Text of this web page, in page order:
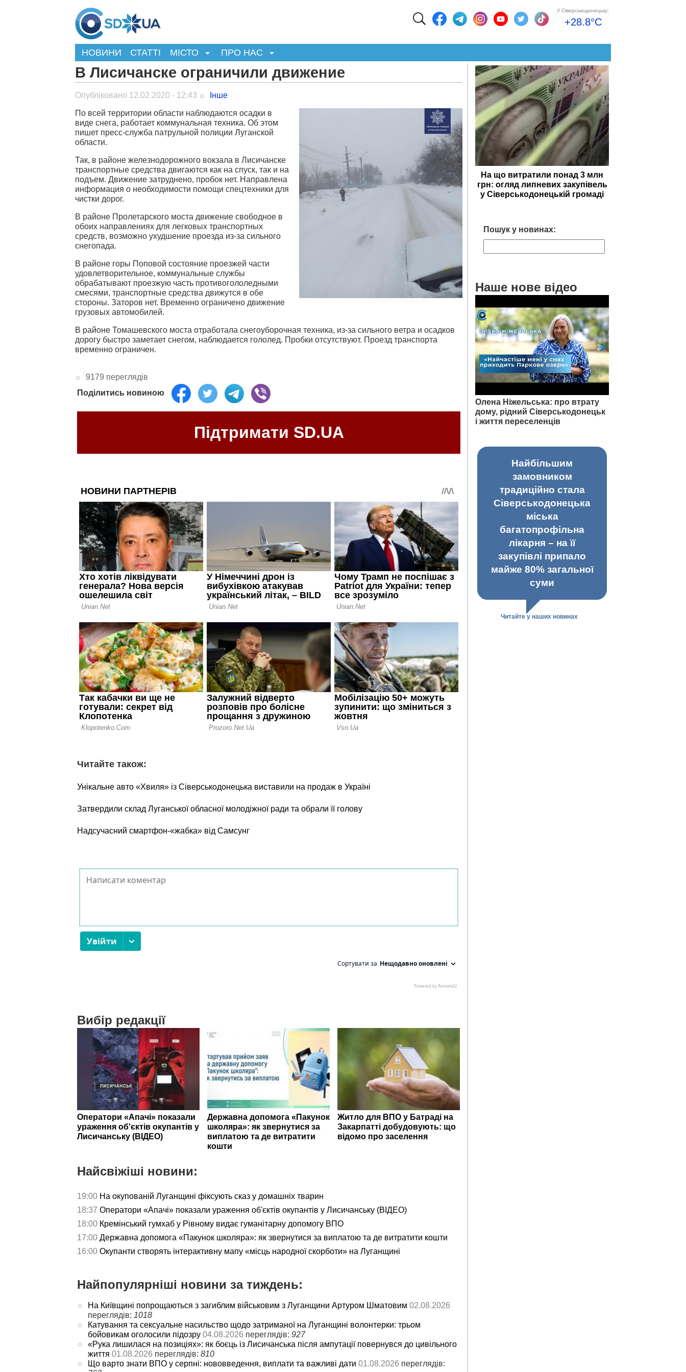
У Сіверськодонецьку:
+28.8°C
НОВИНИ СТАТТІ МІСТО ПРО НАС
В Лисичанске ограничили движение
Опубліковано 12.02.2020 - 12:43 Інше
По всей территории области наблюдаются осадки в
виде снега, работает коммунальная техника. Об этом
пишет пресс-служба патрульной полиции Луганской
области.
Так, в районе железнодорожного вокзала в Лисичанске
транспортные средства двигаются как на спуск, так и на
подъем. Движение затруднено, пробок нет. Направлена
информация о необходимости помощи спецтехники для
чистки дорог.
В районе Пролетарского моста движение свободное в
обоих направлениях для легковых транспортных
средств, возможно ухудшение проезда из-за сильного
снегопада.
В районе горы Поповой состояние проезжей части
удовлетворительное, коммунальные службы
обрабатывают проезжую часть противогололедными
смесями, транспортные средства движутся в обе
стороны. Заторов нет. Временно ограничено движение
грузовых автомобилей.
В районе Томашевского моста отработала снегоуборочная техника, из-за сильного ветра и осадков
дорогу быстро заметает снегом, наблюдается гололед. Пробки отсутствуют. Проезд транспорта
временно ограничен.
9179 переглядів
Поділитись новиною
Підтримати SD.UA
Читайте також:
Унікальне авто «Хвиля» із Сіверськодонецька виставили на продаж в Україні
Затвердили склад Луганської обласної молодіжної ради та обрали її голову
Надсучасний смартфон-«жабка» від Самсунг
Вибір редакції
Оператори «Апачі» показали
ураження об'єктів окупантів у
Лисичанську (ВІДЕО)
Державна допомога «Пакунок
школяра»: як звернутися за
виплатою та де витратити
кошти
Житло для ВПО у Батраді на
Закарпатті добудовують: що
відомо про заселення
Найсвіжіші новини:
19:00 На окупованій Луганщині фіксують сказ у домашніх тварин
18:37 Оператори «Апачі» показали ураження об'єктів окупантів у Лисичанську (ВІДЕО)
18:00 Кремінський гумхаб у Рівному видає гуманітарну допомогу ВПО
17:00 Державна допомога «Пакунок школяра»: як звернутися за виплатою та де витратити кошти
16:00 Окупанти створять інтерактивну мапу «місць народної скорботи» на Луганщині
Найпопулярніші новини за тиждень:
На Київщині попрощаються з загиблим військовим з Луганщини Артуром Шматовим 02.08.2026
переглядів: 1018
Катування та сексуальне насильство щодо затриманої на Луганщині волонтерки: трьом
бойовикам оголосили підозру 04.08.2026 переглядів: 927
«Рука лишилася на позиціях»: як боєць із Лисичанська після ампутації повернувся до цивільного
життя 01.08.2026 переглядів: 810
Що варто знати ВПО у серпні: нововведення, виплати та важливі дати 01.08.2026 переглядів:
На що витратили понад 3 млн
грн: огляд липневих закупівель
у Сіверськодонецькій громаді
Пошук у новинах:
Наше нове відео
Олена Ніжельська: про втрату
дому, рідний Сіверськодонецьк
і життя переселенців
Найбільшим
замовником
традиційно стала
Сіверськодонецька
міська
багатопрофільна
лікарня – на її
закупівлі припало
майже 80% загальної
суми
Читайте у наших новинах